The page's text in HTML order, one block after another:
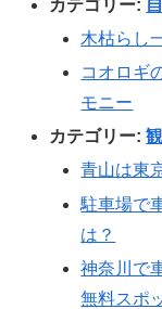
カテゴリー:
木枯らし
コオロギ
モニー
カテゴリー:
青山は東
駐車場で
は？
神奈川で
無料スポ